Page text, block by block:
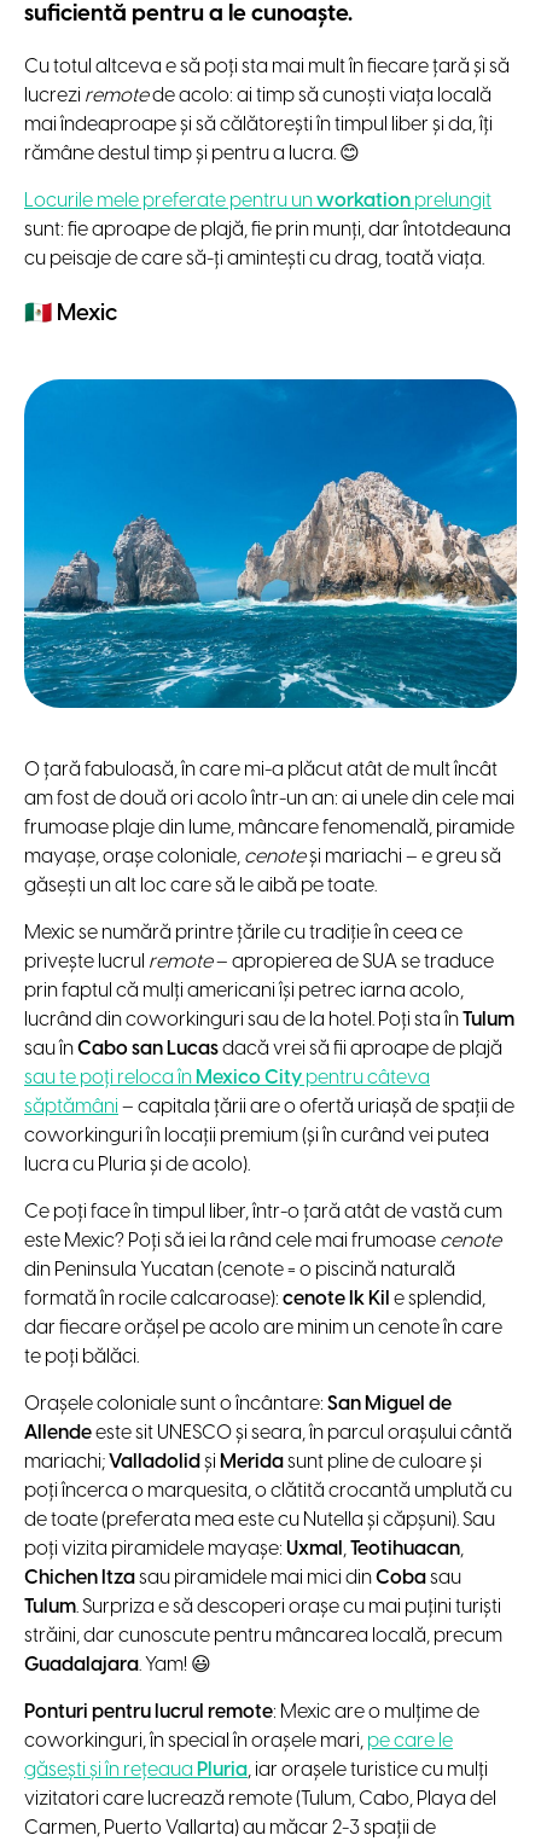
suficientă pentru a le cunoaște.
Cu totul altceva e să poți sta mai mult în fiecare țară și să
lucrezi remotede acolo: ai timp să cunoști viața locală
mai îndeaproape și să călătorești în timpul liber și da, îți
rămâne destul timp și pentru a lucra. 😊
Locurile mele preferate pentru unworkation prelungit
sunt: fie aproape de plajă, fie prin munți, dar întotdeauna
cu peisaje de care să-ți amintești cu drag, toată viața.
🇲🇽 Mexic
O țară fabuloasă, în care mi-a plăcut atât de mult încât
am fost de două ori acolo într-un an: ai unele din cele mai
frumoase plaje din lume, mâncare fenomenală, piramide
mayașe, orașe coloniale, cenoteși mariachi – e greu să
găsești un alt loc care să le aibă pe toate.
Mexic se numără printre țările cu tradiție în ceea ce
privește lucrul remote– apropierea de SUA se traduce
prin faptul că mulți americani își petrec iarna acolo,
lucrând din coworkinguri sau de la hotel. Poți sta înTulum
sau înCabo san Lucasdacă vrei să fii aproape de plajă
sau te poți reloca în Mexico City pentru câteva
săptămâni – capitala țării are o ofertă uriașă de spații de
coworkinguri în locații premium (și în curând vei putea
lucra cu Pluria și de acolo).
Ce poți face în timpul liber, într-o țară atât de vastă cum
este Mexic? Poți să iei la rând cele mai frumoase cenote
din Peninsula Yucatan (cenote = o piscină naturală
formată în rocile calcaroase): cenote Ik Kil e splendid,
dar fiecare orășel pe acolo are minim un cenote în care
te poți bălăci.
Orașele coloniale sunt o încântare: San Miguel de
Allendeeste sit UNESCO și seara, în parcul orașului cântă
mariachi;Valladolid și Meridasunt pline de culoare și
poți încerca o marquesita, o clătită crocantă umplută cu
de toate (preferata mea este cu Nutella și căpșuni). Sau
poți vizita piramidele mayașe: Uxmal ,Teotihuacan,
Chichen Itzasau piramidele mai mici dinCobasau
Tulum. Surpriza e să descoperi orașe cu mai puțini turiști
străini, dar cunoscute pentru mâncarea locală, precum
Guadalajara. Yam! 😃
Ponturi pentru lucrul remote: Mexic are o mulțime de
coworkinguri, în special în orașele mari, pe care le
găsești și în rețeaua Pluria, iar orașele turistice cu mulți
vizitatori care lucrează remote (Tulum, Cabo, Playa del
Carmen, Puerto Vallarta) au măcar 2-3 spații de